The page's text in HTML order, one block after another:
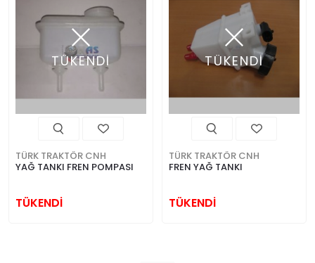
TÜKENDİ
TÜRK TRAKTÖR CNH
YAĞ TANKI FREN POMPASI
TÜKENDİ
TÜKENDİ
TÜRK TRAKTÖR CNH
FREN YAĞ TANKI
TÜKENDİ